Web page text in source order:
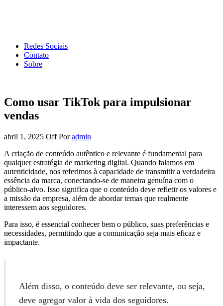
Redes Sociais
Contato
Sobre
Como usar TikTok para impulsionar
vendas
abril 1, 2025 OffPor admin
A criação de conteúdo autêntico e relevante é fundamental para
qualquer estratégia de marketing digital. Quando falamos em
autenticidade, nos referimos à capacidade de transmitir a verdadeira
essência da marca, conectando-se de maneira genuína com o
público-alvo. Isso significa que o conteúdo deve refletir os valores e
a missão da empresa, além de abordar temas que realmente
interessem aos seguidores.
Para isso, é essencial conhecer bem o público, suas preferências e
necessidades, permitindo que a comunicação seja mais eficaz e
impactante.
Além disso, o conteúdo deve ser relevante, ou seja,
deve agregar valor à vida dos seguidores.